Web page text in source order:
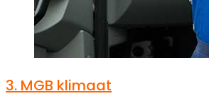
3. MGB klimaat